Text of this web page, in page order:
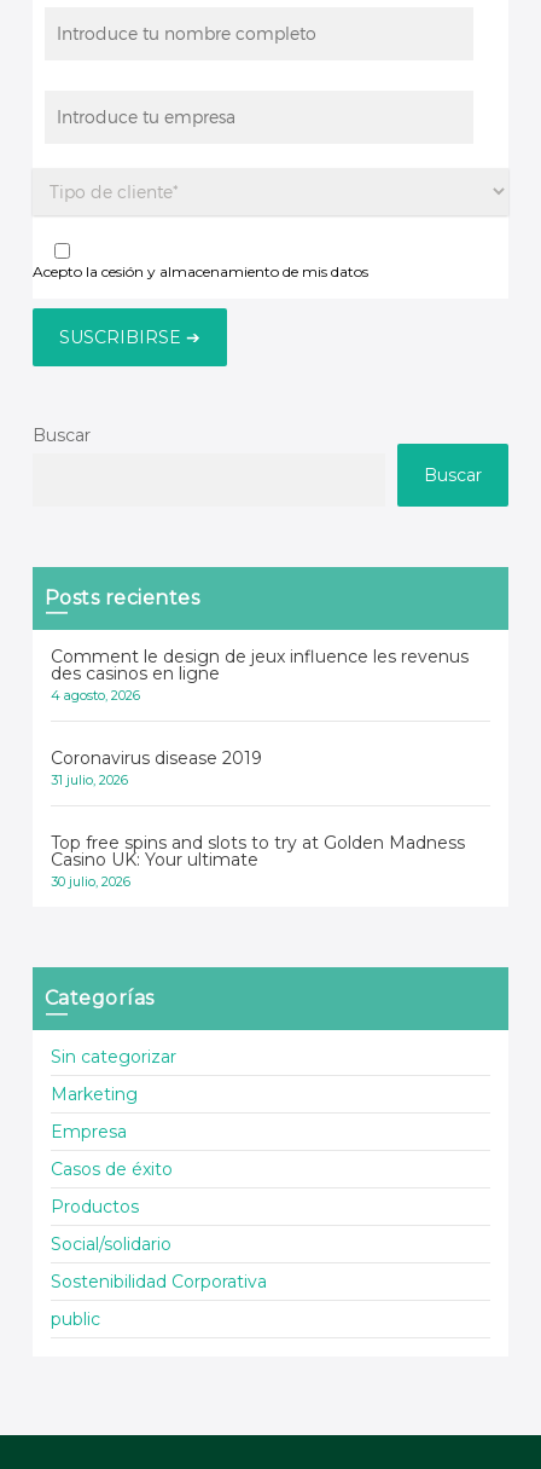
Acepto la cesión y almacenamiento de mis datos
Buscar
Buscar
Posts recientes
Comment le design de jeux influence les revenus
des casinos en ligne
4 agosto, 2026
Coronavirus disease 2019
31 julio, 2026
Top free spins and slots to try at Golden Madness
Casino UK: Your ultimate
30 julio, 2026
Categorías
Sin categorizar
Marketing
Empresa
Casos de éxito
Productos
Social/solidario
Sostenibilidad Corporativa
public